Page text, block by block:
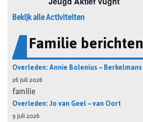
Bekijk alle Activiteiten
Familie berichten
Overleden: Annie Bolenius – Berkelmans
26 juli 2026
familie
Overleden: Jo van Geel – van Oort
9 juli 2026